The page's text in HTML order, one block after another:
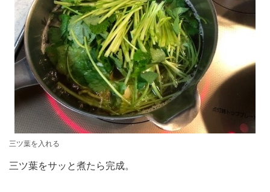
三ツ葉を入れる
三ツ葉をサッと煮たら完成。